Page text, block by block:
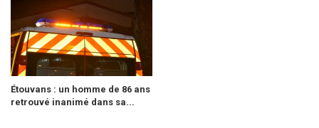
Étouvans : un homme de 86 ans
retrouvé inanimé dans sa...